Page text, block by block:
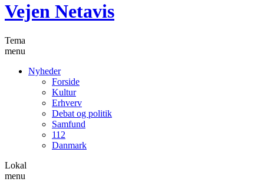
Vejen Netavis
Tema
menu
Nyheder
Forside
Kultur
Erhverv
Debat og politik
Samfund
112
Danmark
Lokal
menu